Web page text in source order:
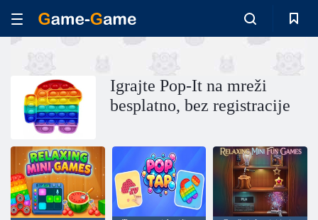
Igrajte Pop-It na mreži
besplatno, bez registracije